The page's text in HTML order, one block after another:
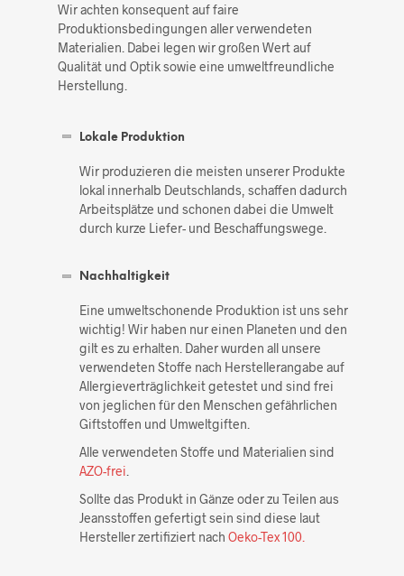
Wir achten konsequent auf faire
Produktionsbedingungen aller verwendeten
Materialien. Dabei legen wir großen Wert auf
Qualität und Optik sowie eine umweltfreundliche
Herstellung.
Lokale Produktion
Wir produzieren die meisten unserer Produkte
lokal innerhalb Deutschlands, schaffen dadurch
Arbeitsplätze und schonen dabei die Umwelt
durch kurze Liefer- und Beschaffungswege.
Nachhaltigkeit
Eine umweltschonende Produktion ist uns sehr
wichtig! Wir haben nur einen Planeten und den
gilt es zu erhalten. Daher wurden all unsere
verwendeten Stoffe nach Herstellerangabe auf
Allergieverträglichkeit getestet und sind frei
von jeglichen für den Menschen gefährlichen
Giftstoffen und Umweltgiften.
Alle verwendeten Stoffe und Materialien sind
AZO-frei
Sollte das Produkt in Gänze oder zu Teilen aus
Jeansstoffen gefertigt sein sind diese laut
Hersteller zertifiziert nach Oeko-Tex 100.